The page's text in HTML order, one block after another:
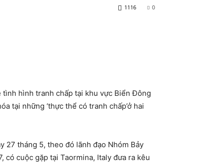
0
1116
hình tranh chấp tại khu vực Biển Đông
tại những ‘thực thể có tranh chấp’ở hai
27 tháng 5, theo đó lãnh đạo Nhóm Bảy
cuộc gặp tại Taormina, Italy đưa ra kêu